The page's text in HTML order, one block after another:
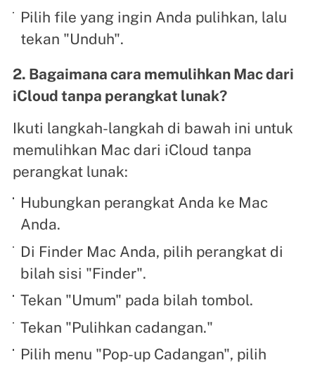
Pilih file yang ingin Anda pulihkan, lalu
tekan "Unduh".
2. Bagaimana cara memulihkan Mac dari
iCloud tanpa perangkat lunak?
Ikuti langkah-langkah di bawah ini untuk
memulihkan Mac dari iCloud tanpa
perangkat lunak:
Hubungkan perangkat Anda ke Mac
Anda.
Di Finder Mac Anda, pilih perangkat di
bilah sisi "Finder".
Tekan "Umum" pada bilah tombol.
Tekan "Pulihkan cadangan."
Pilih menu "Pop-up Cadangan", pilih